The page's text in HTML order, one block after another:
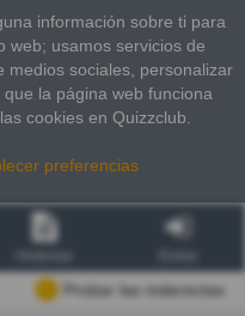
información sobre ti para
web; usamos servicios de
medios sociales, personalizar
la página web funciona
cookies en Quizzclub.
preferencias
Probar las inderectas